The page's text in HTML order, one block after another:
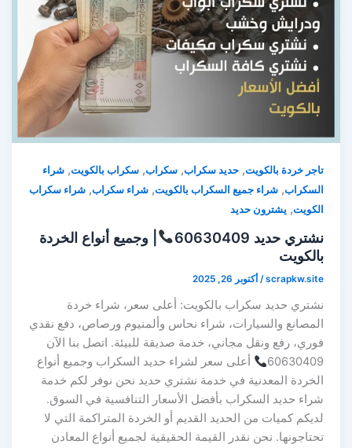
تاجر خردة بالكويت, حديد سكراب, سكراب, سكراب بالكويت, شراء
السكراب, شراء جميع السكراب بالكويت, شراء سكراب, شراء سكراب
الكويت, يشترون حديد
نشتري حديد 60630409
| وجميع أنواع الخردة
بالكويت
scrapkw.site
/ أكتوبر 26, 2025
نشتري حديد سكراب بالكويت: أعلى سعر، شراء خردة
المصانع والسيارات، شراء نحاس وألمنيوم ورصاص، دفع نقدي
فوري، رفع ونقل مجاني، خدمة صديقة للبيئة. اتصل بنا الآن
60630409
أعلى سعر لشراء حديد السكراب وجميع أنواع
الخردة المعدنية في خدمة نشتري حديد نحن نوفر لكم خدمة
شراء حديد السكراب بأفضل الأسعار التنافسية في السوق.
لديكم كميات من الحديد القديم أو الخردة المتراكمة التي لا
تحتاجونها. نحن نقدر القيمة الحقيقية لجميع أنواع المعادن